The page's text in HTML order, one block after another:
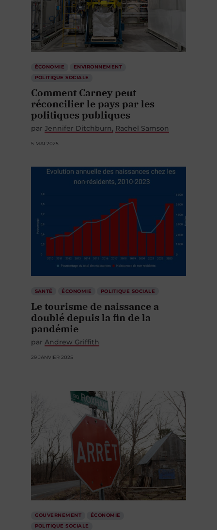
ÉCONOMIE
ENVIRONNEMENT
POLITIQUE SOCIALE
Comment Carney peut
réconcilier le pays par les
politiques publiques
par Jennifer Ditchburn Rachel Samson
5 MAI 2025
SANTÉ ÉCONOMIE POLITIQUE SOCIALE
Le tourisme de naissance a
doublé depuis la fin de la
pandémie
par Andrew Griffith
29 JANVIER 2025
GOUVERNEMENT
ÉCONOMIE
POLITIQUE SOCIALE